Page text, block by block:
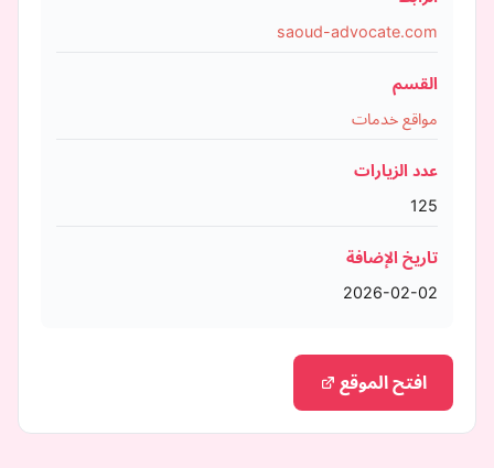
saoud-advocate.com
القسم
مواقع خدمات
عدد الزيارات
125
تاريخ الإضافة
2026-02-02
افتح الموقع